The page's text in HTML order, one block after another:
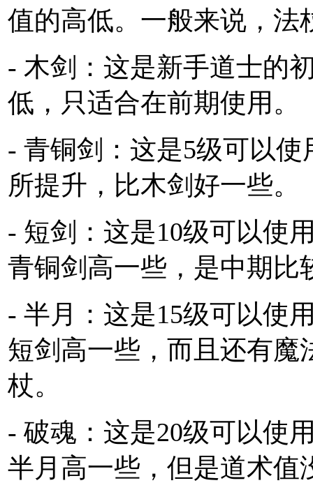
值的高低。一般来说，法
- 木剑：这是新手道士的
低，只适合在前期使用。
- 青铜剑：这是5级可以
所提升，比木剑好一些。
- 短剑：这是10级可以使
青铜剑高一些，是中期比
- 半月：这是15级可以使
短剑高一些，而且还有魔
杖。
- 破魂：这是20级可以使
半月高一些，但是道术值